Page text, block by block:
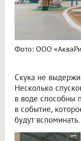
Фото: ООО
Скука не
Несколько
в воде способны
в событие,
будут вспоминать.